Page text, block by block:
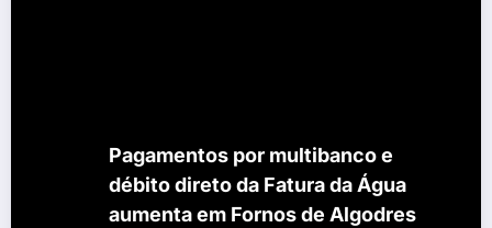
Pagamentos por multibanco e
débito direto da Fatura da Água
aumenta em Fornos de Algodres